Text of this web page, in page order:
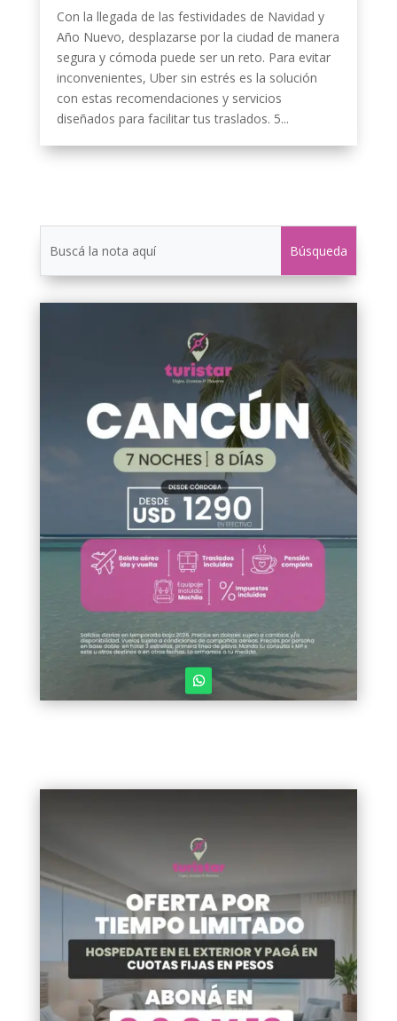
Con la llegada de las festividades de Navidad y
Año Nuevo, desplazarse por la ciudad de manera
segura y cómoda puede ser un reto. Para evitar
inconvenientes, Uber sin estrés es la solución
con estas recomendaciones y servicios
diseñados para facilitar tus traslados. 5...